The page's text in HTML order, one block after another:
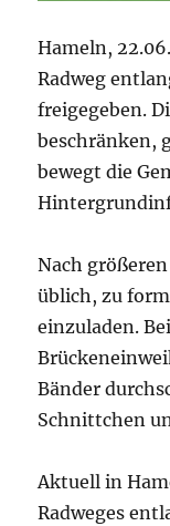
Hameln,
Radweg
freigegeben.
beschränken,
bewegt die
Nach
üblich, zu
einzuladen.
Bänder
Schnittchen
Aktuell in
Radweges